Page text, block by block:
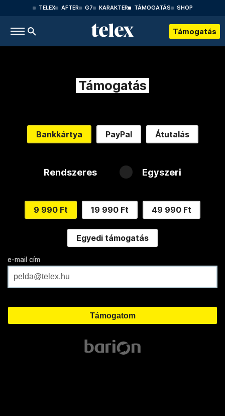
TELEX AFTER G7 KARAKTER TÁMOGATÁS SHOP
Támogatás
Támogatás
Bankkártya PayPal Átutalás
Rendszeres Egyszeri
9 990 Ft 19 990 Ft 49 990 Ft
Egyedi támogatás
e-mail cím